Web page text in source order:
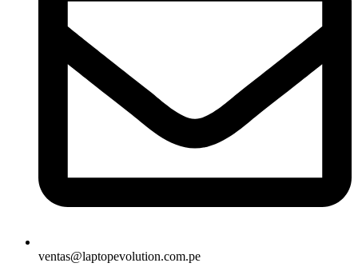
ventas@laptopevolution.com.pe